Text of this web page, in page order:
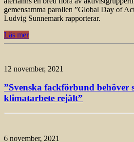
gemensamma parollen ”Global Day of
Ludvig Sunnemark rapporterar.
Läs mer
12 november, 2021
”Svenska fackförbund behöver
klimatarbete rejält”
6 november, 2021